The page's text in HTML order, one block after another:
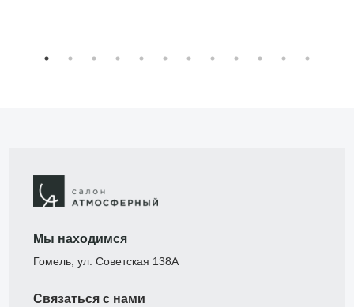
Мы находимся
Гомель, ул. Советская 138А
Связаться с нами